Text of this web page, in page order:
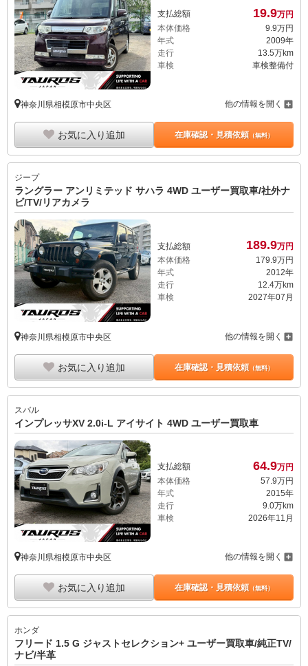
支払総額 19.9万円
本体価格
9. 9万円
年式
2009年
走行
13.5万km
車検
車検整備付
神奈川県相模原市中央区 他の情報を開く
お気に入り追加 在庫確認・見積依頼（無料）
ジープ
ラングラー アンリミテッド サハラ 4WD ユーザー買取車/社外ナ
ビ/TV/リアカメラ
支払総額 189.9万円
本体価格
179.9万円
年式
2012年
走行
12.4万km
車検
2027年07月
神奈川県相模原市中央区 他の情報を開く
お気に入り追加 在庫確認・見積依頼（無料）
スバル
インプレッサXV 2.0i-L アイサイト 4WD ユーザー買取車
支払総額 64.9万円
本体価格
57. 9万円
年式
2015年
走行
9.0万km
車検
2026年11月
神奈川県相模原市中央区 他の情報を開く
お気に入り追加 在庫確認・見積依頼（無料）
ホンダ
フリード 1.5 G ジャストセレクション+ ユーザー買取車/純正TV/
ナビ/半革